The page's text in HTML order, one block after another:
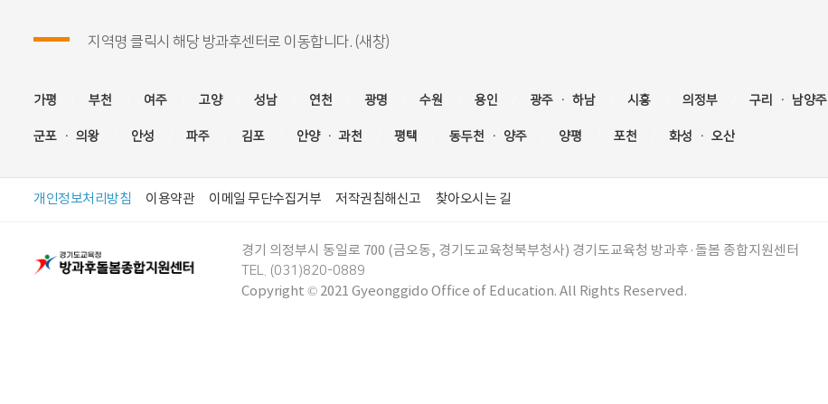
지역명 클릭시 해당 방과후센터로 이동합니다. (새창)
가평 부천 여주 고양 성남 연천 광명 수원 용인 광주 · 하남 시흥 의정부 구리 · 남양주
군포 · 의왕 안성 파주 김포 안양 · 과천 평택 동두천 · 양주 양평 포천 화성 · 오산
개인정보처리방침 이용약관 이메일 무단수집거부 저작권침해신고 찾아오시는 길
경기 의정부시 동일로 700 (금오동, 경기도교육청북부청사) 경기도교육청 방과후·돌봄 종합지원센터
TEL. (031)820-0889
Copyright © 2021 Gyeonggido Office of Education. All Rights Reserved.